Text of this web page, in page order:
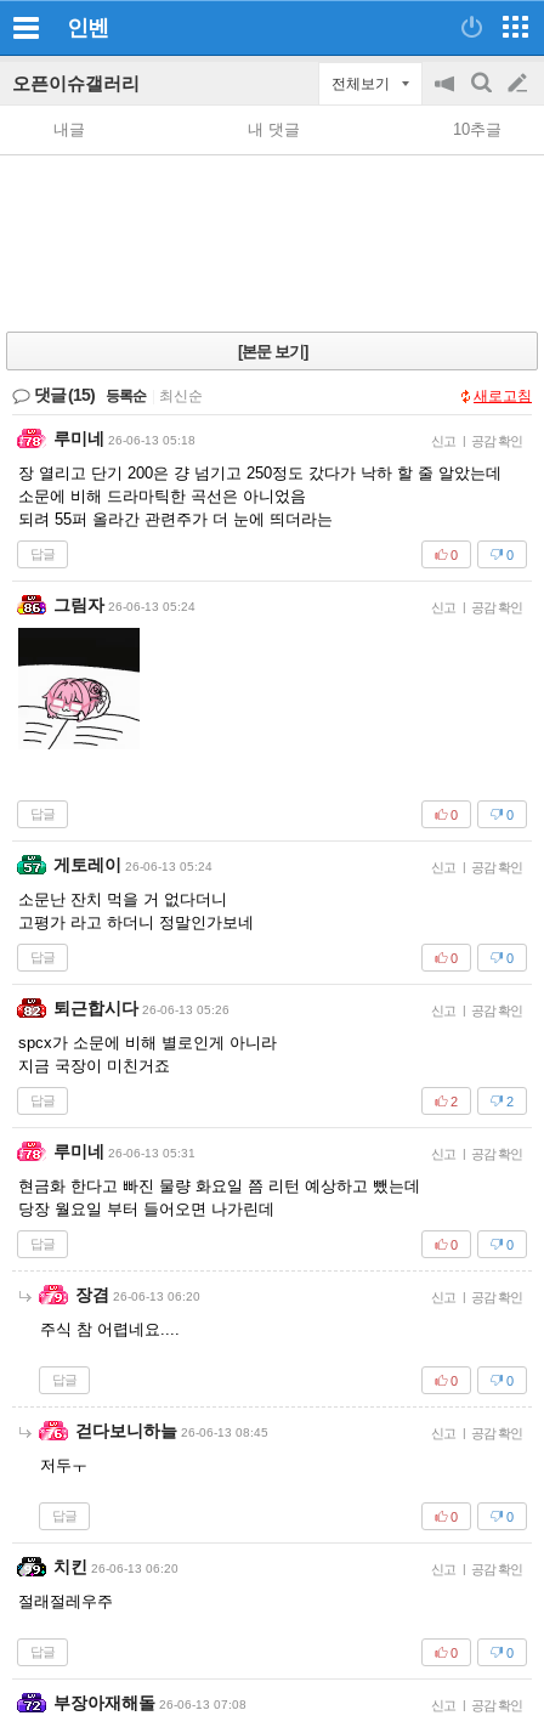
인벤
오픈이슈갤러리 전체보기
공
지
on/off
검
색
글
쓰
내글 내 댓글 10추글
[본문 보기]
댓글(15) 등록순 최신순 새로고침
루미네 26-06-13 05:18 신고 | 공감 확인
장 열리고 단기 200은 걍 넘기고 250정도 갔다가 낙하 할 줄 알았는데
소문에 비해 드라마틱한 곡선은 아니었음
되려 55퍼 올라간 관련주가 더 눈에 띄더라는
답글 0
0
그림자 26-06-13 05:24 신고 | 공감 확인
답글 0
0
게토레이 26-06-13 05:24 신고 | 공감 확인
소문난 잔치 먹을 거 없다더니
고평가 라고 하더니 정말인가보네
답글 0
0
퇴근합시다 26-06-13 05:26 신고 | 공감 확인
spcx가 소문에 비해 별로인게 아니라
지금 국장이 미친거죠
답글 2
2
루미네 26-06-13 05:31 신고 | 공감 확인
현금화 한다고 빠진 물량 화요일 쯤 리턴 예상하고 뺐는데
당장 월요일 부터 들어오면 나가린데
답글 0
0
장겸 26-06-13 06:20 신고 | 공감 확인
주식 참 어렵네요....
답글 0
0
걷다보니하늘 26-06-13 08:45 신고 | 공감 확인
저두ㅜ
답글 0
0
치킨 26-06-13 06:20 신고 | 공감 확인
절래절레우주
답글 0
0
부장아재해돌 26-06-13 07:08 신고 | 공감 확인